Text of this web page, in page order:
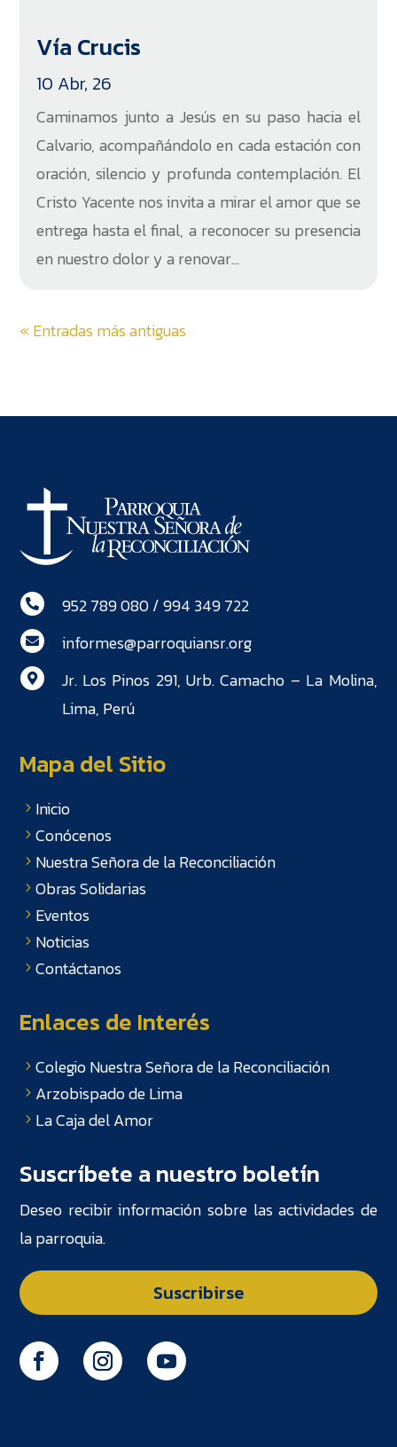
Vía Crucis
10 Abr, 26
Caminamos junto a Jesús en su paso hacia el
Calvario, acompañándolo en cada estación con
oración, silencio y profunda contemplación. El
Cristo Yacente nos invita a mirar el amor que se
entrega hasta el final, a reconocer su presencia
en nuestro dolor y a renovar...
« Entradas más antiguas
 952 789 080 / 994 349 722
 informes@parroquiansr.org

Jr. Los Pinos 291, Urb. Camacho – La Molina,
Lima, Perú
Mapa del Sitio
Inicio
Conócenos
Nuestra Señora de la Reconciliación
Obras Solidarias
Eventos
Noticias
Contáctanos
Enlaces de Interés
Colegio Nuestra Señora de la Reconciliación
Arzobispado de Lima
La Caja del Amor
Suscríbete a nuestro boletín
Deseo recibir información sobre las actividades de
la parroquia.
Suscribirse